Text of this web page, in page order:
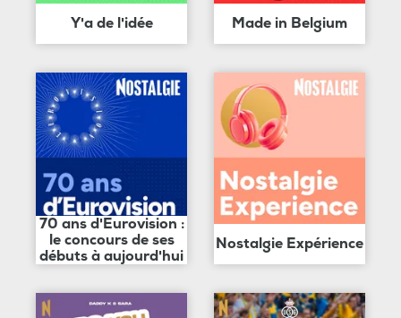
Y'a de l'idée Made in Belgium
70 ans d'Eurovision :
le concours de ses
débuts à aujourd'hui
Nostalgie Expérience